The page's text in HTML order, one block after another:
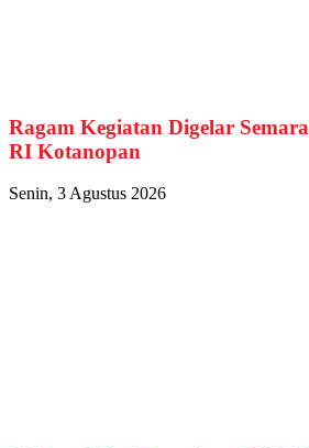
Ragam Kegiatan Digelar
RI Kotanopan
Senin, 3 Agustus 2026